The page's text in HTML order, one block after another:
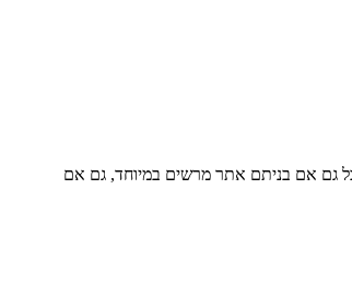
גם אם בניתם אתר מרשים במיוחד, גם אם